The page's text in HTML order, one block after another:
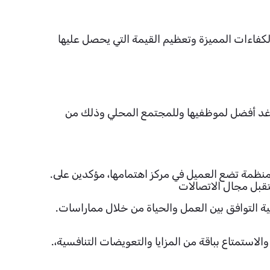
المميزة وتعظيم القيمة التي يحصل عليها
غد أفضل لموظفيها وللمجتمع المحلي وذلك من
.القيمة الوظيفية للموظفين في الشركة المصرية للاتصالات مصممة لجذب والاحتفاظ بأفضل الكوادر. نحن نفخر بكوننا منظمة تضع العميل في مركز اهتمامها، مؤكدين على
مجال الاتصالات
.كما نعطي الأولوية لنمو وتطوير المسار الوظيفي للموظفين من خلال توفير فرص مستمرة للتعلم. ويظهر التزامنا في أهمية التوافق بين العمل والحياة من خلال مماراسات
.كجزء من الشركة المصرية للاتصالات، ستتاح لك الفرصة للتفاعل مع أحدث التقنيات، والنمو في ثقافة تعاونية ومتغيرة، والاستمتاع بباقة من المزايا والتعويضات التنافسية،